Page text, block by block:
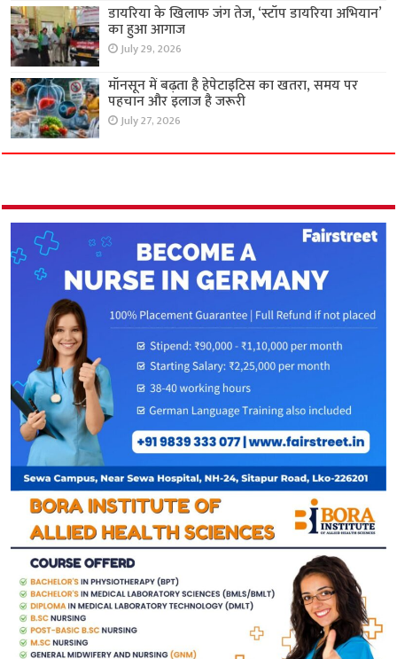
डायरिया के खिलाफ जंग तेज, ‘स्टॉप डायरिया अभियान’
का हुआ आगाज
July 29, 2026
मॉनसून में बढ़ता है हेपेटाइटिस का खतरा, समय पर
पहचान और इलाज है जरूरी
July 27, 2026